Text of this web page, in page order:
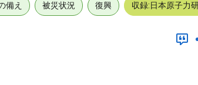
備え 被災状況 復興 収録:日本原子力